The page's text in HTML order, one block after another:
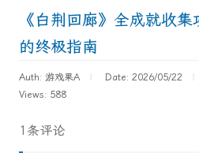
《白荆回廊》全成就收
的终极指南
Auth: 游戏果A Date: 2026/05/22
Views: 588
1条评论